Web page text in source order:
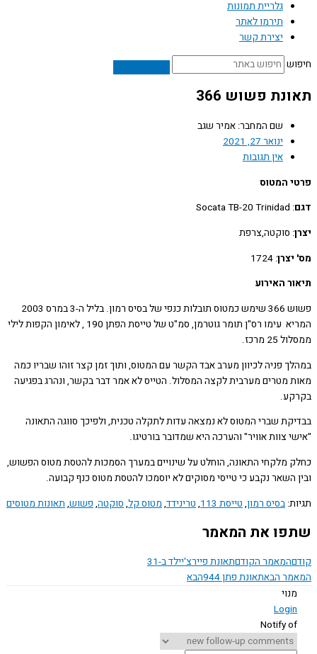
גלריית תמונות
תירמו לאתר
יצירת קשר
פשוש 366
שם המחבר: אמיר שגב
ינואר 27, 2021
אין תגובות
המטוס
: סוקטה,צרפת
: 1724
האירוע
פשוש 366 שימש כמטוס תובלות כנפי של בסיס רמון. בליל ה-3 במרס 2003
המריא עימו רס"ן תומר גוטרמן, סמ"ט של טייסת הפתן 190 , לאימון הקפות לילי
מרכז.
פניה לכיוון מערב אבד הקשר עם המטוס, ותוך זמן קצר זוהו שבריו כמה
מטרים מערבית לקצה המסלול. הטייס לא אמר דבר בקשר, ונהרג בפגיעה
שברי המטוס לא נמצאה עדות לתקלה טכנית, ולפיכך סווגה התאונה
צוות אוויר" והערכה היא שמדובר בורטיגו.
מלקחי התאונה, הוחלט על שינויים במערך הסמכות להטסת מטוס הפשוש,
השאר נקבע כי טייסי מסוקים לא יוסמכו להטסת מטוס כנף קבועה.
בסיס רמון, טייסת 113 , טרינידד,מטוס קל,סוקטה,פשוש,תאונות מטוסים
את המאמר
המאמר הקודםתאונת פיירצ'יילד ב-31
הבאתאונת פתן 944
הבא
Notify